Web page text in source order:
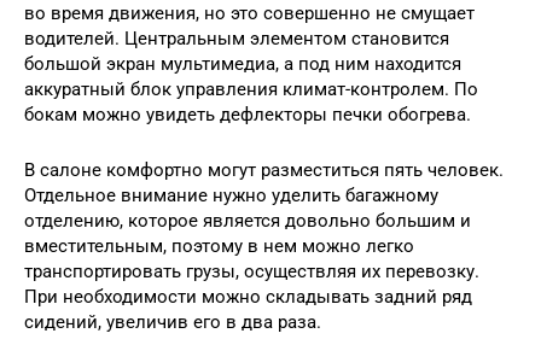
во время движения, но это совершенно не смущает
водителей. Центральным элементом становится
большой экран мультимедиа, а под ним находится
аккуратный блок управления климат-контролем. По
бокам можно увидеть дефлекторы печки обогрева.
В салоне комфортно могут разместиться пять человек.
Отдельное внимание нужно уделить багажному
отделению, которое является довольно большим и
вместительным, поэтому в нем можно легко
транспортировать грузы, осуществляя их перевозку.
При необходимости можно складывать задний ряд
сидений, увеличив его в два раза.